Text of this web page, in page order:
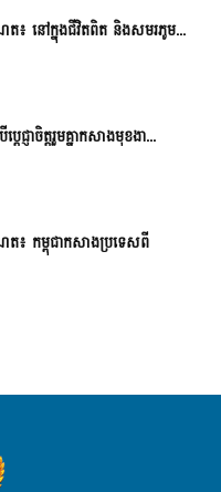
៖ នៅក្នុងជីវិតពិត និងសមរភូម...
ជ្ញាចិត្តរួមគ្នាកសាងមុខងា...
៖ កម្ពុជាកសាងប្រទេសពី